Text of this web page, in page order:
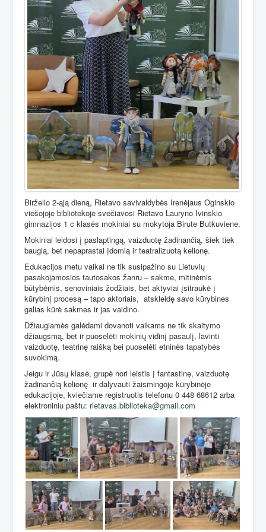
Birželio 2-ąją dieną, Rietavo savivaldybės Irenėjaus Oginskio
viešojoje bibliotekoje svečiavosi Rietavo Lauryno Ivinskio
gimnazijos 1 c klasės mokiniai su mokytoja Birute Butkuviene.
Mokiniai leidosi į paslaptingą, vaizduotę žadinančią, šiek tiek
baugią, bet nepaprastai įdomią ir teatralizuotą kelionę.
Edukacijos metu vaikai ne tik susipažino su Lietuvių
pasakojamosios tautosakos žanru – sakme, mitinėmis
būtybėmis, senoviniais žodžiais, bet aktyviai įsitraukė į
kūrybinį procesą – tapo aktoriais, atskleidę savo kūrybines
galias kūrė sakmes ir jas vaidino.
Džiaugiamės galėdami dovanoti vaikams ne tik skaitymo
džiaugsmą, bet ir puoselėti mokinių vidinį pasaulį, lavinti
vaizduotę, teatrinę raišką bei puoselėti etninės tapatybės
suvokimą.
Jeigu ir Jūsų klasė, grupė nori leistis į fantastinę, vaizduotę
žadinančią kelionę ir dalyvauti žaismingoje kūrybinėje
edukacijoje, kviečiame registruotis telefonu 0 448 68612 arba
elektroniniu paštu: rietavas.biblioteka@gmail.com